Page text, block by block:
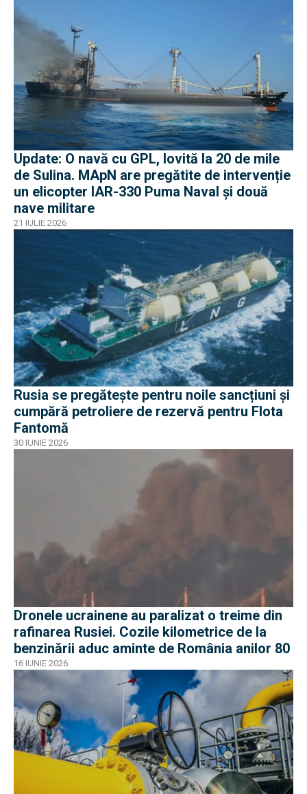
Update: O navă cu GPL, lovită la 20 de mile
de Sulina. MApN are pregătite de intervenție
un elicopter IAR-330 Puma Naval și două
nave militare
21 IULIE 2026
Rusia se pregătește pentru noile sancțiuni și
cumpără petroliere de rezervă pentru Flota
Fantomă
30 IUNIE 2026
Dronele ucrainene au paralizat o treime din
rafinarea Rusiei. Cozile kilometrice de la
benzinării aduc aminte de România anilor 80
16 IUNIE 2026